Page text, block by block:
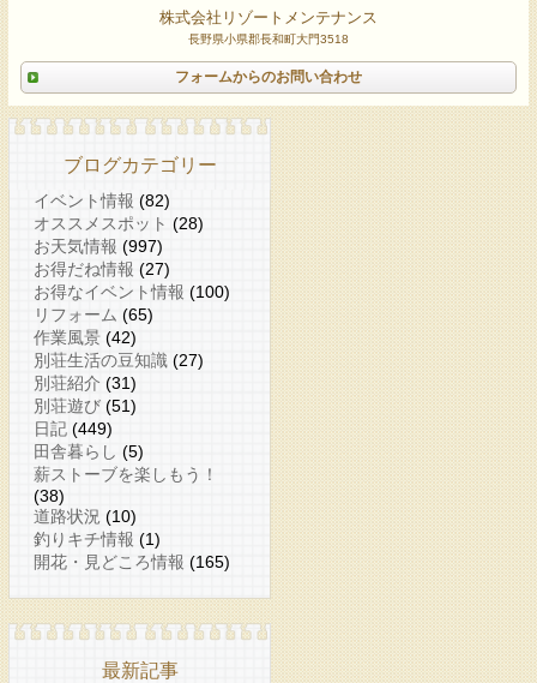
株式会社リゾートメンテナンス
長野県小県郡長和町大門3518
フォームからのお問い合わせ
ブログカテゴリー
イベント情報 (82)
オススメスポット (28)
お天気情報 (997)
お得だね情報 (27)
お得なイベント情報 (100)
リフォーム (65)
作業風景 (42)
別荘生活の豆知識 (27)
別荘紹介 (31)
別荘遊び (51)
日記 (449)
田舎暮らし (5)
薪ストーブを楽しもう！
(38)
道路状況 (10)
釣りキチ情報 (1)
開花・見どころ情報 (165)
最新記事